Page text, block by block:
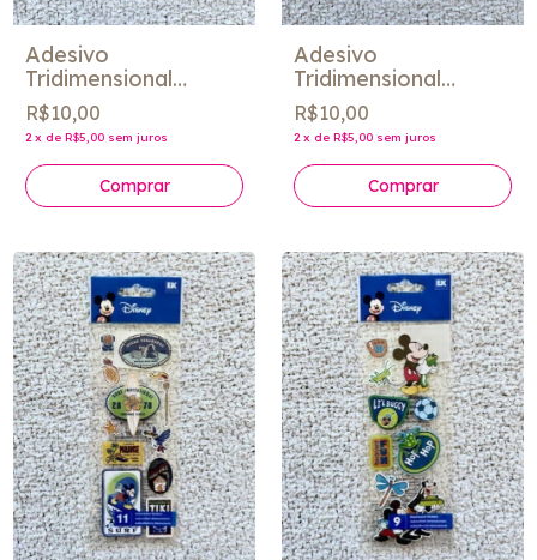
Adesivo
Tridimensional
"Pretty as a
Princess" - Jolee´s
R$10,00
2 x de R$5,00 sem juros
Adesivo
Tridimensional
"Gardening" - Jolee
´s
R$10,00
2 x de R$5,00 sem juros